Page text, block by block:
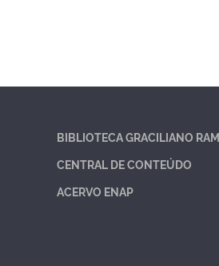
BIBLIOTECA GRACILIANO
CENTRAL DE CONTEÚDO
ACERVO ENAP